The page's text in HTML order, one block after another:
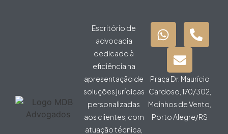
Escritório de
advocacia
dedicado à
eficiência na
apresentação de
soluções jurídicas
personalizadas
aos clientes, com
atuação técnica,
Praça Dr. Maurício
Cardoso, 170/302,
Moinhos de Vento,
Porto Alegre/RS